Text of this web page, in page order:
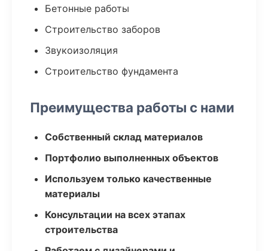
Бетонные работы
Строительство заборов
Звукоизоляция
Строительство фундамента
Преимущества работы с нами
Собственный склад материалов
Портфолио выполненных объектов
Используем только качественные
материалы
Консультации на всех этапах
строительства